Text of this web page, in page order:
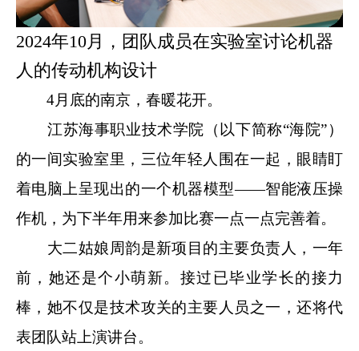
2024年10月，团队成员在实验室讨论机器
人的传动机构设计
4月底的南京，春暖花开。
江苏海事职业技术学院（以下简称“海院”）
的一间实验室里，三位年轻人围在一起，眼睛盯
着电脑上呈现出的一个机器模型——智能液压操
作机，为下半年用来参加比赛一点一点完善着。
大二姑娘周韵是新项目的主要负责人，一年
前，她还是个小萌新。接过已毕业学长的接力
棒，她不仅是技术攻关的主要人员之一，还将代
表团队站上演讲台。